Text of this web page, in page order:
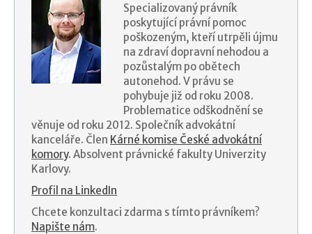
Specializovaný právník
poskytující právní pomoc
poškozeným, kteří utrpěli újmu
na zdraví dopravní nehodou a
pozůstalým po obětech
autonehod. V právu se
pohybuje již od roku 2008.
Problematice odškodnění se
věnuje od roku 2012. Společník advokátní
kanceláře. Člen Kárné komise České advokátní
komory. Absolvent právnické fakulty Univerzity
Karlovy.
Profil na LinkedIn
Chcete konzultaci zdarma s tímto právníkem?
Napište nám.